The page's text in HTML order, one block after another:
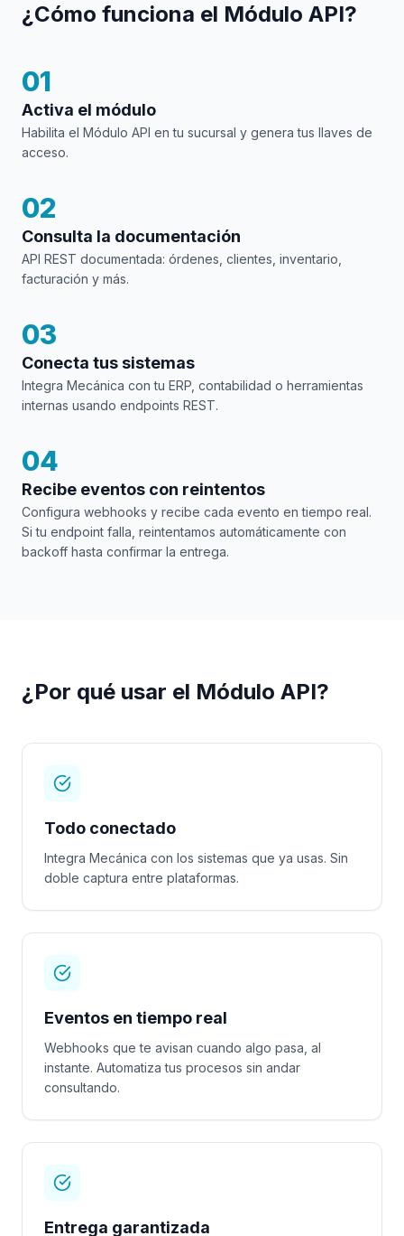
¿Cómo funciona el Módulo API?
01
Activa el módulo
Habilita el Módulo API en tu sucursal y genera tus llaves de
acceso.
02
Consulta la documentación
API REST documentada: órdenes, clientes, inventario,
facturación y más.
03
Conecta tus sistemas
Integra Mecánica con tu ERP, contabilidad o herramientas
internas usando endpoints REST.
04
Recibe eventos con reintentos
Configura webhooks y recibe cada evento en tiempo real.
Si tu endpoint falla, reintentamos automáticamente con
backoff hasta confirmar la entrega.
¿Por qué usar el Módulo API?
Todo conectado
Integra Mecánica con los sistemas que ya usas. Sin
doble captura entre plataformas.
Eventos en tiempo real
Webhooks que te avisan cuando algo pasa, al
instante. Automatiza tus procesos sin andar
consultando.
Entrega garantizada